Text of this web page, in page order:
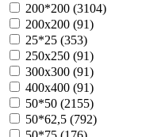
200*200 (3104)
200х200 (91)
25*25 (353)
250х250 (91)
300х300 (91)
400х400 (91)
50*50 (2155)
50*62,5 (792)